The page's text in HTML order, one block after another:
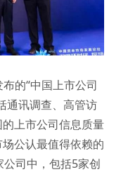
的“中国上市公司
通讯调查、高管访
上市公司信息质量
公认最值得依赖的
司中，包括5家创